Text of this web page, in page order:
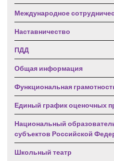
Международное
Наставничество
ПДД
Общая информация
Функциональная
Единый график оценочных
Национальный
субъектов Российской
Школьный театр